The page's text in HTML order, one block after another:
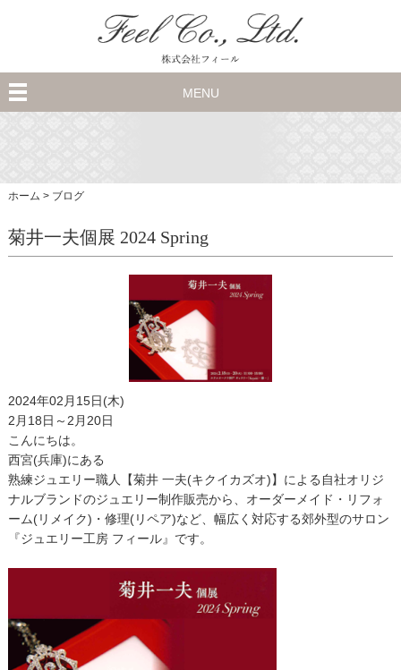
MENU
ホーム > ブログ
菊井一夫個展 2024 Spring
2024年02月15日(木)
2月18日～2月20日
こんにちは。
西宮(兵庫)にある
熟練ジュエリー職人【菊井 一夫(キクイカズオ)】による自社オリジ
ナルブランドのジュエリー制作販売から、オーダーメイド・リフォ
ーム(リメイク)・修理(リペア)など、幅広く対応する郊外型のサロン
『ジュエリー工房 フィール』です。